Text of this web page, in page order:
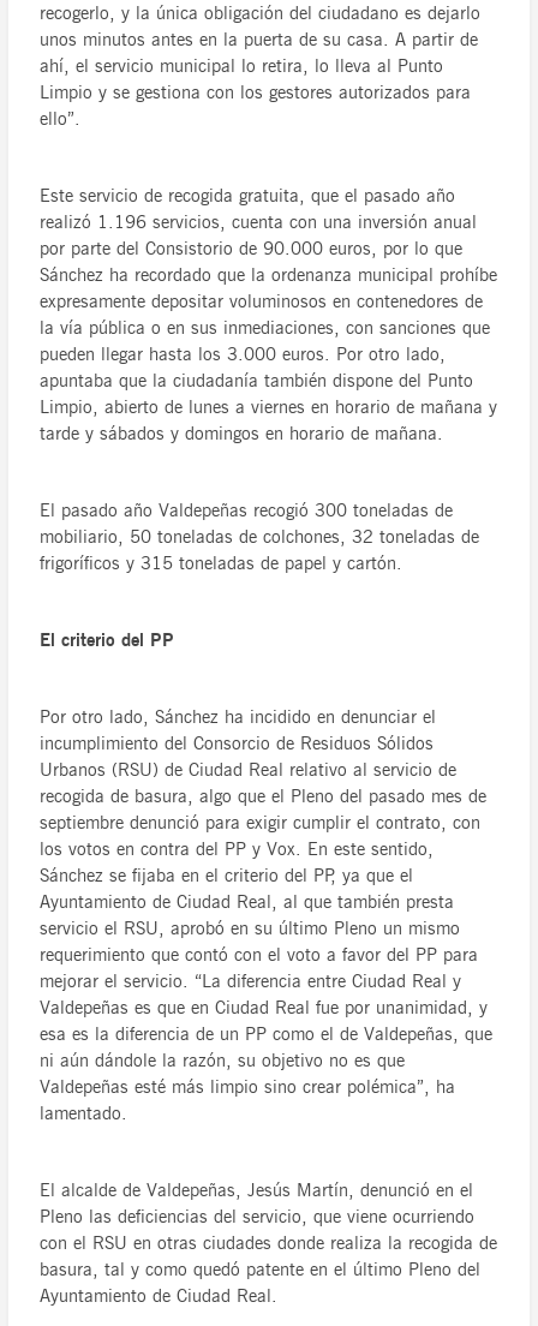
recogerlo, y la única obligación del ciudadano es dejarlo
unos minutos antes en la puerta de su casa. A partir de
ahí, el servicio municipal lo retira, lo lleva al Punto
Limpio y se gestiona con los gestores autorizados para
ello”.
Este servicio de recogida gratuita, que el pasado año
realizó 1.196 servicios, cuenta con una inversión anual
por parte del Consistorio de 90.000 euros, por lo que
Sánchez ha recordado que la ordenanza municipal prohíbe
expresamente depositar voluminosos en contenedores de
la vía pública o en sus inmediaciones, con sanciones que
pueden llegar hasta los 3.000 euros. Por otro lado,
apuntaba que la ciudadanía también dispone del Punto
Limpio, abierto de lunes a viernes en horario de mañana y
tarde y sábados y domingos en horario de mañana.
El pasado año Valdepeñas recogió 300 toneladas de
mobiliario, 50 toneladas de colchones, 32 toneladas de
frigoríficos y 315 toneladas de papel y cartón.
El criterio del PP
Por otro lado, Sánchez ha incidido en denunciar el
incumplimiento del Consorcio de Residuos Sólidos
Urbanos (RSU) de Ciudad Real relativo al servicio de
recogida de basura, algo que el Pleno del pasado mes de
septiembre denunció para exigir cumplir el contrato, con
los votos en contra del PP y Vox. En este sentido,
Sánchez se fijaba en el criterio del PP, ya que el
Ayuntamiento de Ciudad Real, al que también presta
servicio el RSU, aprobó en su último Pleno un mismo
requerimiento que contó con el voto a favor del PP para
mejorar el servicio. “La diferencia entre Ciudad Real y
Valdepeñas es que en Ciudad Real fue por unanimidad, y
esa es la diferencia de un PP como el de Valdepeñas, que
ni aún dándole la razón, su objetivo no es que
Valdepeñas esté más limpio sino crear polémica”, ha
lamentado.
El alcalde de Valdepeñas, Jesús Martín, denunció en el
Pleno las deficiencias del servicio, que viene ocurriendo
con el RSU en otras ciudades donde realiza la recogida de
basura, tal y como quedó patente en el último Pleno del
Ayuntamiento de Ciudad Real.